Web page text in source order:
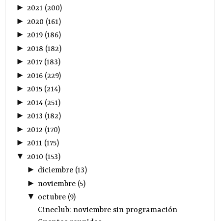
►2021 (200)
► 2020 (161)
►2019 (186)
► 2018 (182)
►2017(183)
► 2016 (229)
►2015 (214)
► 2014 (251)
►2013 (182)
► 2012 (170)
►2011 (175)
▼ 2010 (153)
► diciembre(13)
► noviembre(5)
▼ octubre(9)
Cineclub: noviembre sin programación